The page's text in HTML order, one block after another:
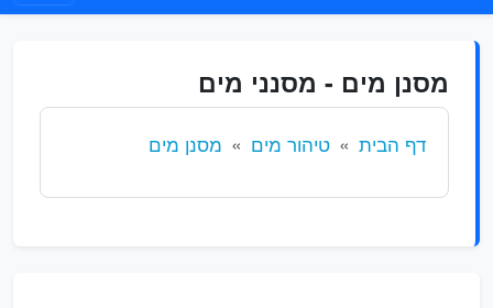
מסנן מים - מסנני מים
דף הבית טיהור מים מסנן מים